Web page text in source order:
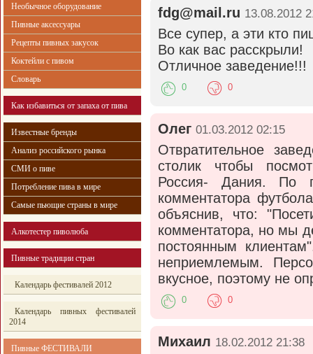
Необычное оборудование
Пивные аксессуары
Рецепты пивных закусок
Коктейли с пивом
Словарь
Как избавиться от запаха от пива
Известные бренды
Анализ российского рынка
СМИ о пиве
Потребление пива в мире
Самые пьющие страны в мире
Алкотестер пиволюба
Пивные традиции стран
Календарь фестивалей 2012
Календарь пивных фестивалей
2014
Пивные ФЕСТИВАЛИ
fdg@mail.ru 13.08.2012
Все супер, а эти кто
Во как вас расскрыли!
Отличное заведение!!!
0 0
Олег 01.03.2012 02:15
Отвратительное
столик чтобы
Россия- Дания. По
комментатора
объяснив, что:
комментатора, но мы
постоянным
неприемлемым.
вкусное, поэтому не
0 0
Михаил 18.02.2012 21:38